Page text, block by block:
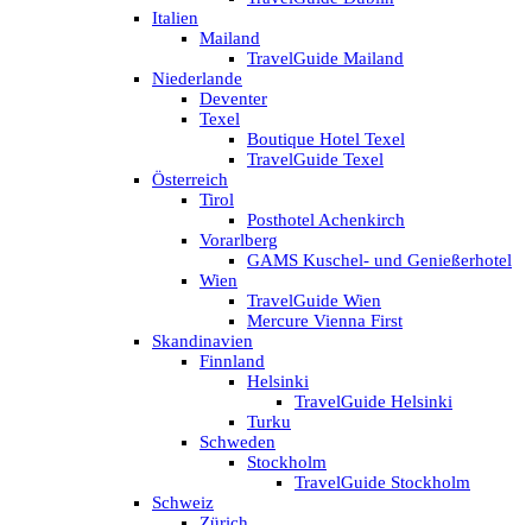
Italien
Mailand
TravelGuide Mailand
Niederlande
Deventer
Texel
Boutique Hotel Texel
TravelGuide Texel
Österreich
Tirol
Posthotel Achenkirch
Vorarlberg
GAMS Kuschel- und Genießerhotel
Wien
TravelGuide Wien
Mercure Vienna First
Skandinavien
Finnland
Helsinki
TravelGuide Helsinki
Turku
Schweden
Stockholm
TravelGuide Stockholm
Schweiz